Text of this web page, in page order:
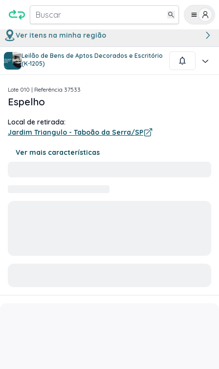
Buscar
Ver itens na minha região
Leilão de Bens de Aptos Decorados e Escritório
(K-1205)
1/1
Lote 010 | Referência 37533
Espelho
Local de retirada:
Jardim Triangulo - Taboão da Serra/SP
Ver mais características